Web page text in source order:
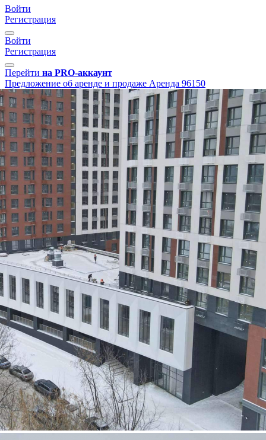
Войти
Регистрация
Войти
Регистрация
Перейти на PRO-аккаунт
Предложение об аренде и продаже Аренда 96150